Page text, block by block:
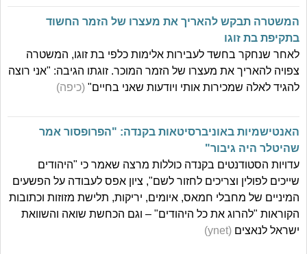
המשטרה תבקש להאריך את מעצרו של הזמר החשוד
בתקיפת בת זוגו
לאחר שנחקר בחשד לעבירות אלימות כלפי בת זוגו, המשטרה
צפויה להאריך את מעצרו של הזמר המוכר. זוגתו הגיבה: "אני רוצה
להגיד לאלה שמכירות אותי ויודעות שאני בחיים" (כיפה)
האנטישמיות באוניברסיטאות בקנדה: "הפרופסור אמר
שהיטלר היה גיבור"
עדויות הסטודנטים בקנדה כוללות מרצה שאמר כי "היהודים
שייכים לפולין וצריכים לחזור לשם", ציון אפס לעבודה על הפשעים
המיניים של מחבלי חמאס, איומים, יריקות, תלישת מזוזות וכתובות
הקוראות "להרוג את כל היהודים" – וגם הכחשת שואה והשוואת
ישראל לנאצים (ynet)